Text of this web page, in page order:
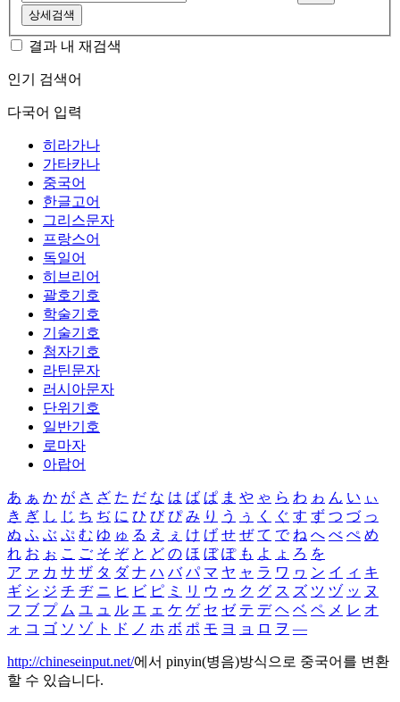
상세검색
결과 내 재검색
인기 검색어
다국어 입력
히라가나
가타카나
중국어
한글고어
그리스문자
프랑스어
독일어
히브리어
괄호기호
학술기호
기술기호
첨자기호
라틴문자
러시아문자
단위기호
일반기호
로마자
아랍어
あ ぁ か が さ ざ た だ な は ば ぱ ま や ゃ ら わ ゎ ん い ぃ
き ぎ し じ ち ぢ に ひ び ぴ み り う ぅ く ぐ す ず つ づ っ
ぬ ふ ぶ ぷ む ゆ ゅ る え ぇ け げ せ ぜ て で ね へ べ ぺ め
れ お ぉ こ ご そ ぞ と ど の ほ ぼ ぽ も よ ょ ろ を
ア ァ カ サ ザ タ ダ ナ ハ バ パ マ ヤ ャ ラ ワ ヮ ン イ ィ キ
ギ シ ジ チ ヂ ニ ヒ ビ ピ ミ リ ウ ゥ ク グ ス ズ ツ ヅ ッ ヌ
フ ブ プ ム ユ ュ ル エ ェ ケ ゲ セ ゼ テ デ ヘ ベ ペ メ レ オ
ォ コ ゴ ソ ゾ ト ド ノ ホ ボ ポ モ ヨ ョ ロ ヲ ―
http://chineseinput.net/에서 pinyin(병음)방식으로 중국어를 변환
할 수 있습니다.